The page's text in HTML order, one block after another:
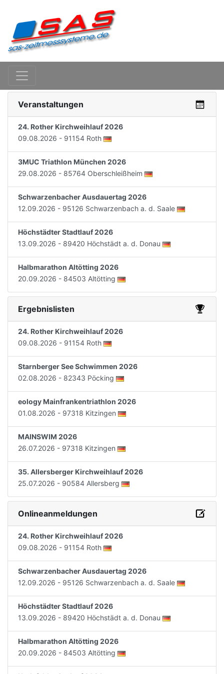
Veranstaltungen
24. Rother Kirchweihlauf 2026
09.08.2026 - 91154 Roth
3MUC Triathlon München 2026
29.08.2026 - 85764 Oberschleißheim
Schwarzenbacher Ausdauertag 2026
12.09.2026 - 95126 Schwarzenbach a. d. Saale
Höchstädter Stadtlauf 2026
13.09.2026 - 89420 Höchstädt a. d. Donau
Halbmarathon Altötting 2026
20.09.2026 - 84503 Altötting
Ergebnislisten
24. Rother Kirchweihlauf 2026
09.08.2026 - 91154 Roth
Starnberger See Schwimmen 2026
02.08.2026 - 82343 Pöcking
eology Mainfrankentriathlon 2026
01.08.2026 - 97318 Kitzingen
MAINSWIM 2026
26.07.2026 - 97318 Kitzingen
35. Allersberger Kirchweihlauf 2026
25.07.2026 - 90584 Allersberg
Onlineanmeldungen
24. Rother Kirchweihlauf 2026
09.08.2026 - 91154 Roth
Schwarzenbacher Ausdauertag 2026
12.09.2026 - 95126 Schwarzenbach a. d. Saale
Höchstädter Stadtlauf 2026
13.09.2026 - 89420 Höchstädt a. d. Donau
Halbmarathon Altötting 2026
20.09.2026 - 84503 Altötting